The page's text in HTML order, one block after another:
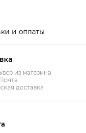
и оплаты
из магазина
доставка